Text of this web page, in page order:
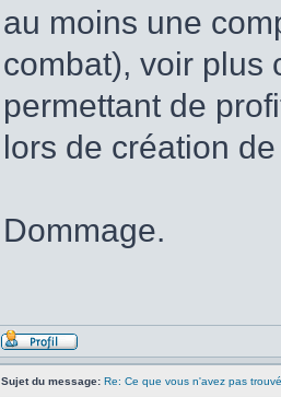
au moins une
combat), voir plus
permettant de
lors de création
Dommage.
Sujet du message: Re: Ce que vous n'avez pas